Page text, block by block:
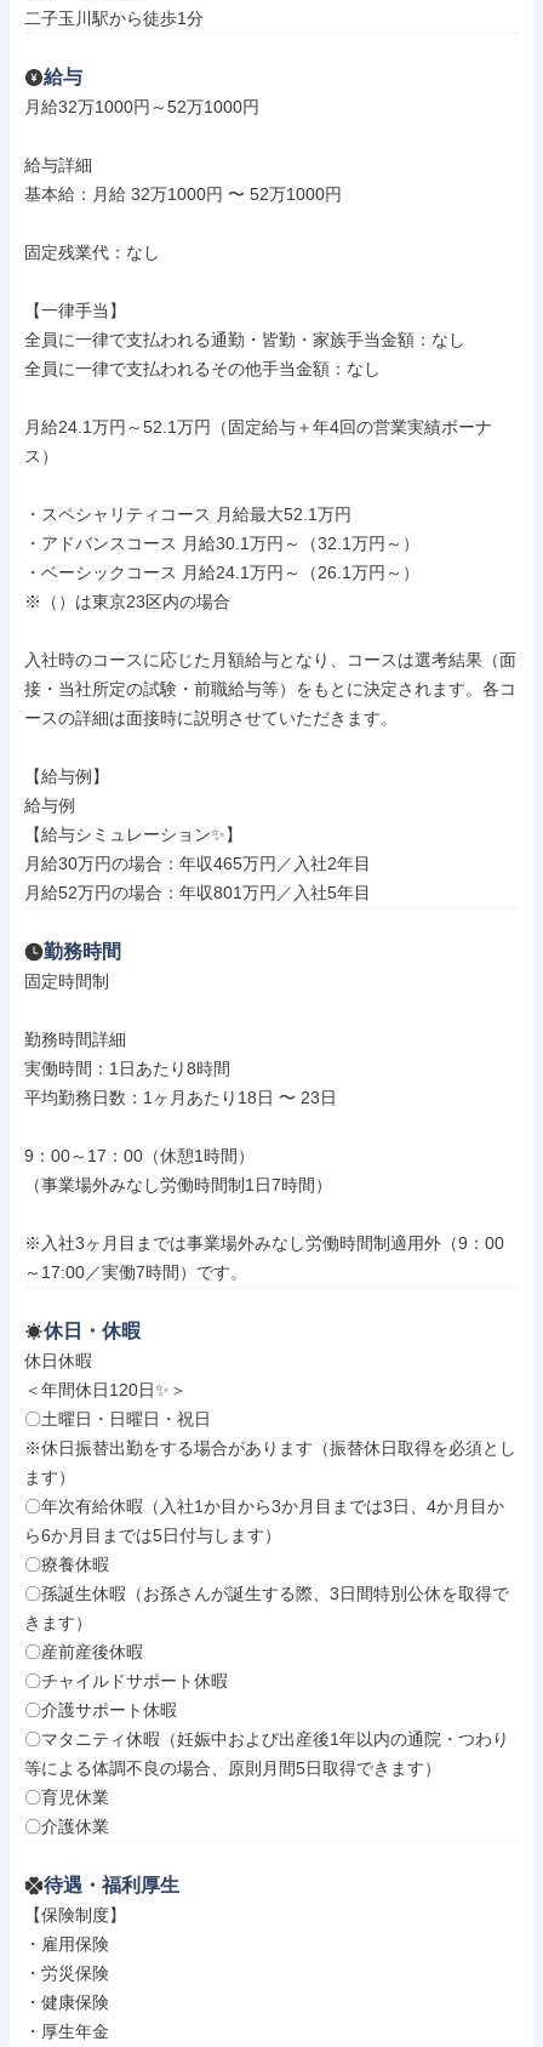
二子玉川駅から徒歩1分
給与
月給32万1000円～52万1000円
給与詳細
基本給：月給 32万1000円 〜 52万1000円
固定残業代：なし
【一律手当】
全員に一律で支払われる通勤・皆勤・家族手当金額：なし
全員に一律で支払われるその他手当金額：なし
月給24.1万円～52.1万円（固定給与＋年4回の営業実績ボーナ
ス）
・スペシャリティコース 月給最大52.1万円
・アドバンスコース 月給30.1万円～（32.1万円～）
・ベーシックコース 月給24.1万円～（26.1万円～）
※（）は東京23区内の場合
入社時のコースに応じた月額給与となり、コースは選考結果（面
接・当社所定の試験・前職給与等）をもとに決定されます。各コ
ースの詳細は面接時に説明させていただきます。
【給与例】
給与例
【給与シミュレーション✨】
月給30万円の場合：年収465万円／入社2年目
月給52万円の場合：年収801万円／入社5年目
勤務時間
固定時間制
勤務時間詳細
実働時間：1日あたり8時間
平均勤務日数：1ヶ月あたり18日 〜 23日
9：00～17：00（休憩1時間）
（事業場外みなし労働時間制1日7時間）
※入社3ヶ月目までは事業場外みなし労働時間制適用外（9：00
～17:00／実働7時間）です。
休日・休暇
休日休暇
＜年間休日120日✨＞
〇土曜日・日曜日・祝日
※休日振替出勤をする場合があります（振替休日取得を必須とし
ます）
〇年次有給休暇（入社1か目から3か月目までは3日、4か月目か
ら6か月目までは5日付与します）
〇療養休暇
〇孫誕生休暇（お孫さんが誕生する際、3日間特別公休を取得で
きます）
〇産前産後休暇
〇チャイルドサポート休暇
〇介護サポート休暇
〇マタニティ休暇（妊娠中および出産後1年以内の通院・つわり
等による体調不良の場合、原則月間5日取得できます）
〇育児休業
〇介護休業
待遇・福利厚生
【保険制度】
・雇用保険
・労災保険
・健康保険
・厚生年金